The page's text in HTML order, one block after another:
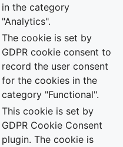
in the category
"Analytics".
The cookie is set by
GDPR cookie consent to
record the user consent
for the cookies in the
category "Functional".
This cookie is set by
GDPR Cookie Consent
plugin. The cookie is